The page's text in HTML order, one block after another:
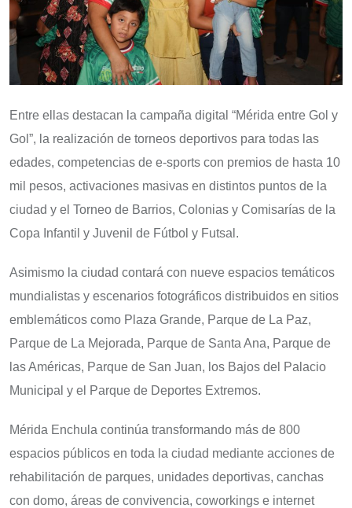
Entre ellas destacan la campaña digital “Mérida entre Gol y
Gol”, la realización de torneos deportivos para todas las
edades, competencias de e-sports con premios de hasta 10
mil pesos, activaciones masivas en distintos puntos de la
ciudad y el Torneo de Barrios, Colonias y Comisarías de la
Copa Infantil y Juvenil de Fútbol y Futsal.
Asimismo la ciudad contará con nueve espacios temáticos
mundialistas y escenarios fotográficos distribuidos en sitios
emblemáticos como Plaza Grande, Parque de La Paz,
Parque de La Mejorada, Parque de Santa Ana, Parque de
las Américas, Parque de San Juan, los Bajos del Palacio
Municipal y el Parque de Deportes Extremos.
Mérida Enchula continúa transformando más de 800
espacios públicos en toda la ciudad mediante acciones de
rehabilitación de parques, unidades deportivas, canchas
con domo, áreas de convivencia, coworkings e internet